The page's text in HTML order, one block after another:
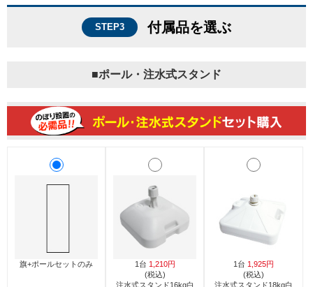
STEP3 付属品を選ぶ
■ポール・注水式スタンド
旗+ポールセットのみ 1台 1,210円
(税込)
注水式スタンド16kg白
1台 1,925円
(税込)
注水式スタンド18kg白